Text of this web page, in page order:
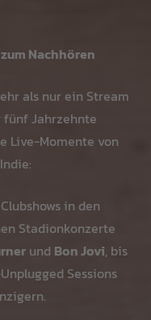
Nachhören
als nur ein Stream
Jahrzehnte
Live-Momente von
in den
Stadionkonzerte
und Bon Jovi, bis
Sessions